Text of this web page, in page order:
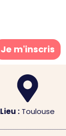
Je m'inscris
Lieu : Toulouse